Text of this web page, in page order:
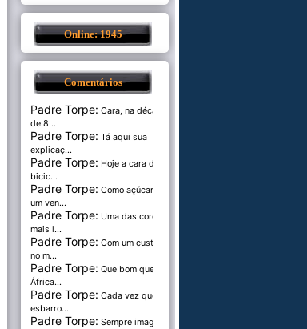
Online: 1945
Comentários
Padre Torpe: Cara, na década
de 8...
Padre Torpe: Tá aqui sua
explicaç...
Padre Torpe: Hoje a cara de
bicic...
Padre Torpe: Como açúcar é
um ven...
Padre Torpe: Uma das cores
mais l...
Padre Torpe: Com um custo de
no m...
Padre Torpe: Que bom que a
África...
Padre Torpe: Cada vez que
esbarro...
Padre Torpe: Sempre imaginei